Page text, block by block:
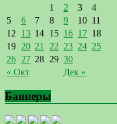
« Окт Дек »
1 2 3
4
5
6 7 8 9 10 11
12
13 14 15 16 17 18
19 20 21 22 23 24 25
26 27 28 29 30
Баннеры